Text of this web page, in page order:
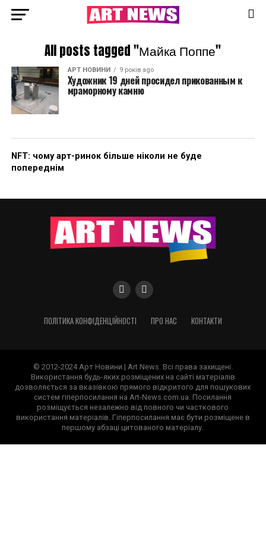
All posts tagged "Майка Поппе"
АРТ НОВИНИ 9 років ago
Художник 19 дней просидел прикованным к
мраморному камню
NFT: чому арт-ринок більше ніколи не буде
попереднім
ПОЛІТИКА КОНФІДЕНЦІЙНОСТІ ПРО НАС КОНТАКТИ
© 2012-2024 Арт Новини | Art News. Всі права захищені.
Використання будь-яких розміщених на сайті матеріалів
дозволяється за вказівкою прямого відкритого для пошукових
систем гіперпосилання на Art-News.com.ua. Посилання
розміщується незалежно від повного чи часткового
використання матеріалів. Гіперпосилання має бути розміщене в
першому абзаці цитованого матеріалу.